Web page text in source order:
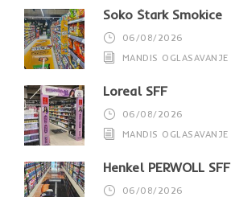
Soko Štark Smokice
06/08/2026
MANDIS OGLASAVANJE
Loreal SFF
06/08/2026
MANDIS OGLASAVANJE
Henkel PERWOLL SFF
06/08/2026